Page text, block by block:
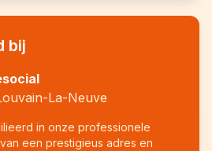
bij
La-Neuve
in onze professionele
een prestigieus adres en